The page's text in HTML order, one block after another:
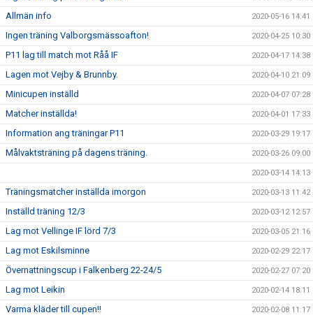
Allmän info 2020-05-16 14:41
Ingen träning Valborgsmässoafton! 2020-04-25 10:30
P11 lag till match mot Råå IF 2020-04-17 14:38
Lagen mot Vejby & Brunnby. 2020-04-10 21:09
Minicupen inställd 2020-04-07 07:28
Matcher inställda! 2020-04-01 17:33
Information ang träningar P11 2020-03-29 19:17
Målvaktsträning på dagens träning. 2020-03-26 09:00
2020-03-14 14:13
Träningsmatcher inställda imorgon 2020-03-13 11:42
Inställd träning 12/3 2020-03-12 12:57
Lag mot Vellinge IF lörd 7/3 2020-03-05 21:16
Lag mot Eskilsminne 2020-02-29 22:17
Övernattningscup i Falkenberg 22-24/5 2020-02-27 07:20
Lag mot Leikin 2020-02-14 18:11
Varma kläder till cupen!! 2020-02-08 11:17